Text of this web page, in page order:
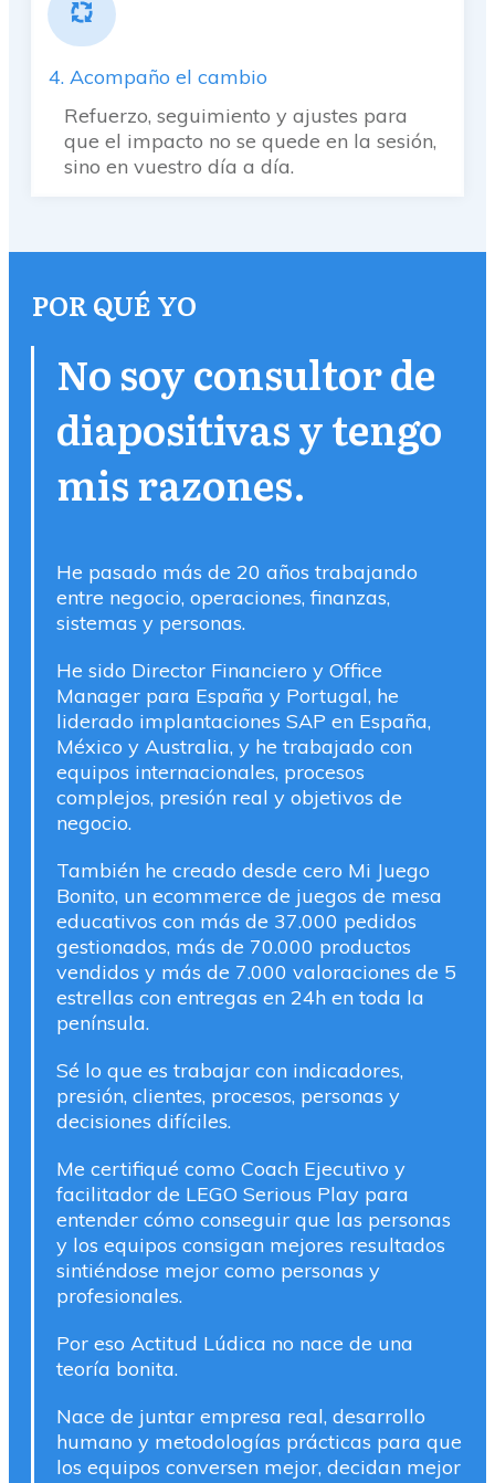
4. Acompaño el cambio
Refuerzo, seguimiento y ajustes para
que el impacto no se quede en la sesión,
sino en vuestro día a día.
POR QUÉ YO
No soy consultor de
diapositivas y tengo
mis razones.
He pasado más de 20 años trabajando
entre negocio, operaciones, finanzas,
sistemas y personas.
He sido Director Financiero y Office
Manager para España y Portugal, he
liderado implantaciones SAP en España,
México y Australia, y he trabajado con
equipos internacionales, procesos
complejos, presión real y objetivos de
negocio.
También he creado desde cero Mi Juego
Bonito, un ecommerce de juegos de mesa
educativos con más de 37.000 pedidos
gestionados, más de 70.000 productos
vendidos y más de 7.000 valoraciones de 5
estrellas con entregas en 24h en toda la
península.
Sé lo que es trabajar con indicadores,
presión, clientes, procesos, personas y
decisiones difíciles.
Me certifiqué como Coach Ejecutivo y
facilitador de LEGO Serious Play para
entender cómo conseguir que las personas
y los equipos consigan mejores resultados
sintiéndose mejor como personas y
profesionales.
Por eso Actitud Lúdica no nace de una
teoría bonita.
Nace de juntar empresa real, desarrollo
humano y metodologías prácticas para que
los equipos conversen mejor, decidan mejor